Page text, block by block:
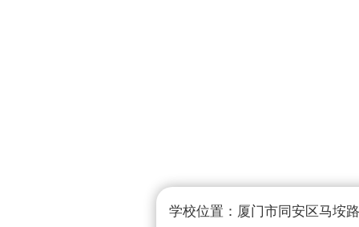
学校位置：厦门市同安区马垵